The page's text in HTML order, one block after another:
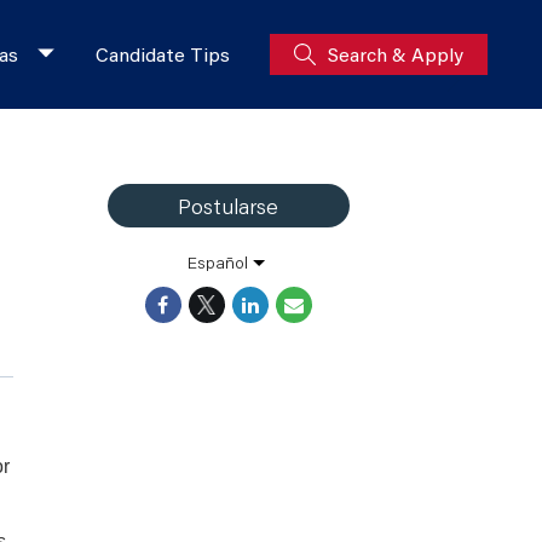
Candidate Tips Search & Apply
Postularse
Español